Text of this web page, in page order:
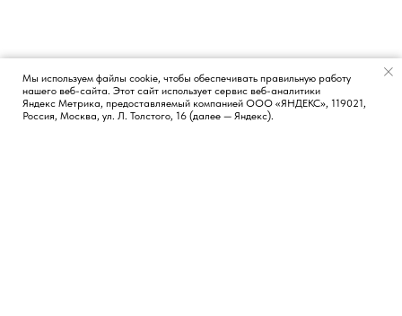
Появился вопрос?
Мы используем файлы cookie, чтобы обеспечивать правильную работу
нашего веб-сайта. Этот сайт использует сервис веб-аналитики
Яндекс Метрика, предоставляемый компанией ООО «ЯНДЕКС», 119021,
Россия, Москва, ул. Л. Толстого, 16 (далее — Яндекс).